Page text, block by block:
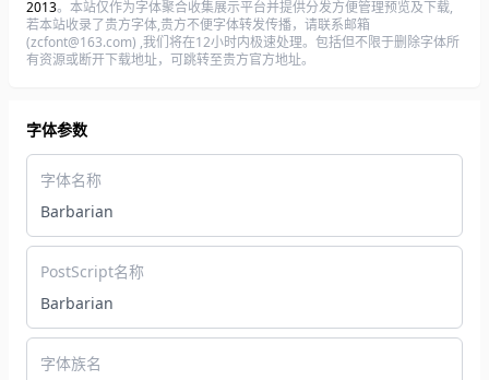
2013。本站仅作为字体聚合收集展示平台并提供分发方便管理预览及下载,
若本站收录了贵方字体,贵方不便字体转发传播，请联系邮箱
(zcfont@163.com) ,我们将在12小时内极速处理。包括但不限于删除字体所
有资源或断开下载地址，可跳转至贵方官方地址。
字体参数
字体名称
Barbarian
PostScript名称
Barbarian
字体族名